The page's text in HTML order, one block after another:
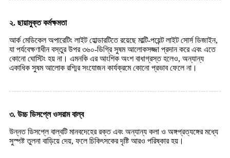
২. ছায়ামুক্ত কর্মক্ষমতা
আর্ক মেডিকেল অপারেটিং লাইট হোল্ডারটিতে রয়েছে মাল্টি-পয়েন্ট লাইট সোর্স ডিজাইন,
যা পর্যবেক্ষণাধীন বস্তুর উপর ৩৬০-ডিগ্রি সুষম আলোকসজ্জা প্রদান করে এবং এতে
কোনো ঘোস্টিং হয় না। এমনকি এর আংশিক অংশ বাধাগ্রস্ত হলেও, অন্যান্য
একাধিক সুষম আলোক রশ্মির সংযোজন কার্যক্রমে কোনো প্রভাব ফেলে না।
৩. উচ্চ ডিসপ্লে ওসরাম বাল্ব
উন্নত ডিসপ্লে বাল্বটি মানবদেহের রক্ত ​​এবং অন্যান্য কলা ও অঙ্গপ্রত্যঙ্গের মধ্যে
সুস্পষ্ট তুলনা বাড়িয়ে দেয়, ফলে চিকিৎসকের দৃষ্টি আরও পরিষ্কার হয়।